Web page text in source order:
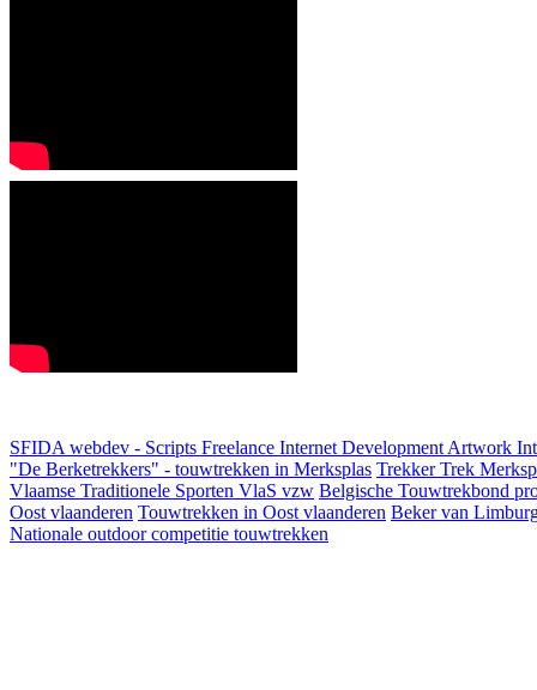
SFIDA webdev - Scripts Freelance Internet Development Artwork
"De Berketrekkers" - touwtrekken in Merksplas Trekker Trek
Vlaamse Traditionele Sporten VlaS vzw Belgische Touwtrekbond
Oost vlaanderen Touwtrekken in Oost vlaanderen Beker van
Nationale outdoor competitie touwtrekken